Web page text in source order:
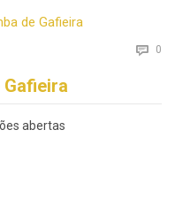
 0
Gafieira
abertas